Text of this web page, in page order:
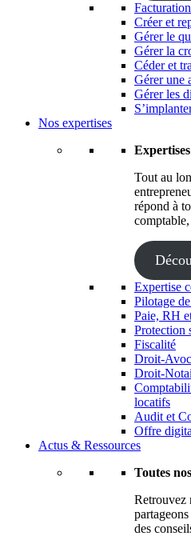
Créer et
Gérer le
Gérer la
Céder et
Gérer une
Gérer les
Nos expertises
Tout au
répond à
Expertise
Pilotage
Paie, RH
Protection
Fiscalité
Droit-
Droit-
locatifs
Audit et
Offre
Actus & Ressources
Toutes
Retrouvez
des